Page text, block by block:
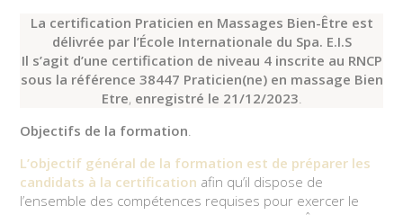
La certification Praticien en Massages Bien-Être est
délivrée par l’École Internationale du Spa. E.I.S
Il s’agit d’une certification de niveau 4 inscrite au RNCP
sous la référence 38447 Praticien(ne) en massage Bien
Etre, enregistré le 21/12/2023
Objectifs de la formation
L’objectif général de la formation est de préparer les
candidats à la certification afin qu’il dispose de
l’ensemble des compétences requises pour exercer le